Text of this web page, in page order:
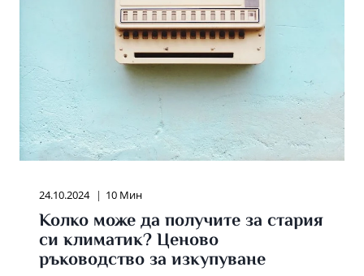
24.10.2024 10 Мин
Колко може да получите за стария
си климатик? Ценово
ръководство за изкупуване